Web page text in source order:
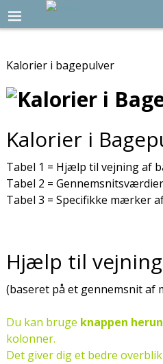
Kalorier i bagepulver
Kalorier i
Tabel 1 = Hjælp til vejning af
Tabel 2 =
Tabel 3 = Specifikke mærker
Hjælp til
(baseret på et gennemsnit af
Du kan bruge knappen
kolonner.
Det giver dig et bedre